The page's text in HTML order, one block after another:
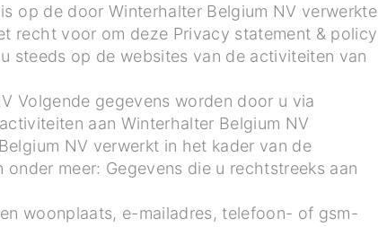
op de door Winterhalter Belgium NV verwerkte
recht voor om deze Privacy statement & policy
steeds op de websites van de activiteiten van
Volgende gegevens worden door u via
aan Winterhalter Belgium NV
NV verwerkt in het kader van de
meer: Gegevens die u rechtstreeks aan
woonplaats, e-mailadres, telefoon- of gsm-